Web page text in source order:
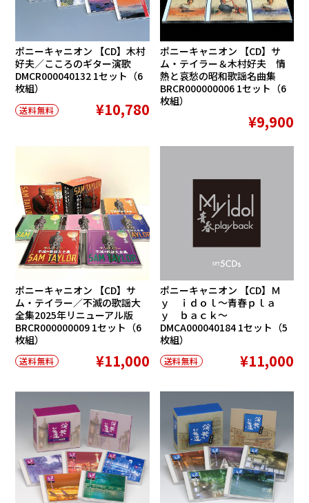
ポニーキャニオン 【CD】木村
好夫／こころのギター演歌
DMCR000040132 1セット（6
枚組）
送料無料 ¥10,780
ポニーキャニオン 【CD】サ
ム・テイラー＆木村好夫 情
熱と哀愁の昭和歌謡名曲集
BRCR000000006 1セット（6
枚組）
¥9,900
ポニーキャニオン 【CD】サ
ム・テイラー／不滅の歌謡大
全集2025年リニューアル版
BRCR000000009 1セット（6
枚組）
送料無料 ¥11,000
ポニーキャニオン 【CD】Ｍ
ｙ ｉｄｏｌ〜青春ｐｌａ
ｙ ｂａｃｋ〜
DMCA000040184 1セット（5
枚組）
送料無料 ¥11,000